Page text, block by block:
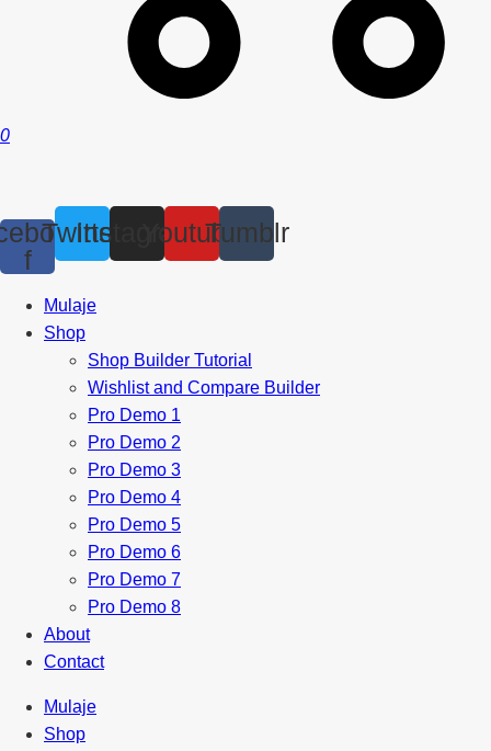
0
f
TwitterInstagramYoutubeTumblr
Mulaje
Shop
Shop Builder Tutorial
Wishlist and Compare Builder
Pro Demo 1
Pro Demo 2
Pro Demo 3
Pro Demo 4
Pro Demo 5
Pro Demo 6
Pro Demo 7
Pro Demo 8
About
Contact
Mulaje
Shop